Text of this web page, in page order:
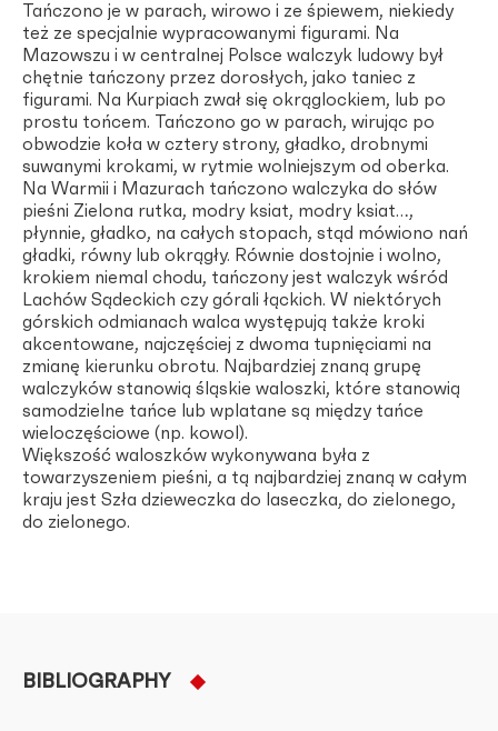
Tańczono je w parach, wirowo i ze śpiewem, niekiedy
też ze specjalnie wypracowanymi figurami. Na
Mazowszu i w centralnej Polsce walczyk ludowybył
chętnie tańczony przez dorosłych, jako taniec z
figurami. Na Kurpiach zwał się okrąglockiem, lub po
prostu tońcem. Tańczono go w parach, wirując po
obwodzie koła w cztery strony, gładko, drobnymi
suwanymi krokami, w rytmie wolniejszym od oberka.
Na Warmii i Mazurach tańczono walczyka do słów
pieśni Zielona rutka, modry ksiat, modry ksiat…,
płynnie, gładko, na całych stopach, stąd mówiono nań
gładki, równylub okrągły. Równie dostojnie i wolno,
krokiem niemal chodu, tańczony jest walczyk wśród
Lachów Sądeckich czy górali łąckich. W niektórych
górskich odmianach walca występują także kroki
akcentowane, najczęściej z dwoma tupnięciami na
zmianę kierunku obrotu. Najbardziej znaną grupę
walczyków stanowią śląskie waloszki, które stanowią
samodzielne tańce lub wplatane są między tańce
wieloczęściowe (np. kowol ).
Większość waloszków wykonywana była z
towarzyszeniem pieśni, a tą najbardziej znaną w całym
kraju jest Szła dzieweczka do laseczka, do zielonego,
do zielonego.
BIBLIOGRAPHY